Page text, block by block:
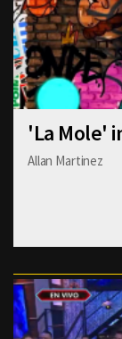
'La Mole'
Allan Martinez